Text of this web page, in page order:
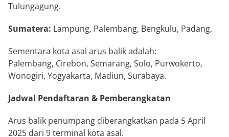
Tulungagung.
Sumatera: Lampung, Palembang, Bengkulu, Padang.
Sementara kota asal arus balik adalah:
Palembang, Cirebon, Semarang, Solo, Purwokerto,
Wonogiri, Yogyakarta, Madiun, Surabaya.
Jadwal Pendaftaran & Pemberangkatan
Arus balik penumpang diberangkatkan pada 5 April
2025 dari 9 terminal kota asal.